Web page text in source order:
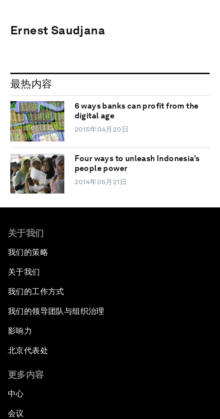
Ernest Saudjana
最热内容
6 ways banks can profit from the
digital age
2015年04月20日
Four ways to unleash Indonesia’s
people power
2014年05月21日
关于我们
我们的策略
关于我们
我们的工作方式
我们的领导团队与组织治理
影响力
北京代表处
更多内容
中心
会议